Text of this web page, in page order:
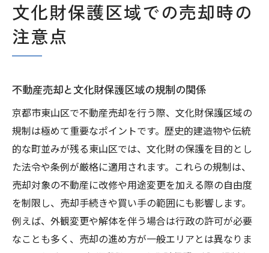
文化財保護区域での売却時の
注意点
不動産売却と文化財保護区域の規制の関係
京都市東山区で不動産売却を行う際、文化財保護区域の
規制は極めて重要なポイントです。歴史的建造物や伝統
的な町並みが残る東山区では、文化財の保護を目的とし
た法令や条例が厳格に適用されます。これらの規制は、
売却対象の不動産に改修や用途変更を加える際の自由度
を制限し、売却手続きや買い手の範囲にも影響します。
例えば、外観変更や解体を伴う場合は行政の許可が必要
なことも多く、売却の進め方が一般エリアとは異なりま